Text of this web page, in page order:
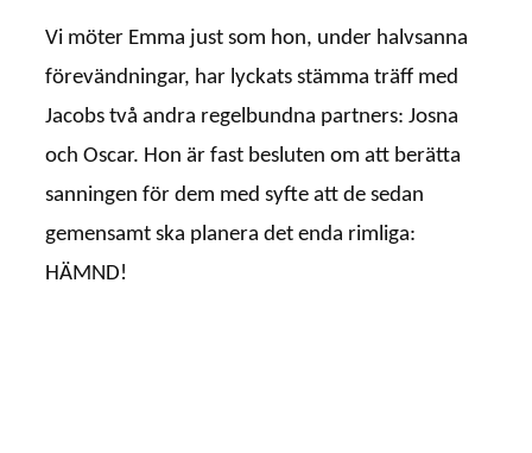
Vi möter Emma just som hon, under halvsanna
förevändningar, har lyckats stämma träff med
Jacobs två andra regelbundna partners: Josna
och Oscar. Hon är fast besluten om att berätta
sanningen för dem med syfte att de sedan
gemensamt ska planera det enda rimliga:
HÄMND!